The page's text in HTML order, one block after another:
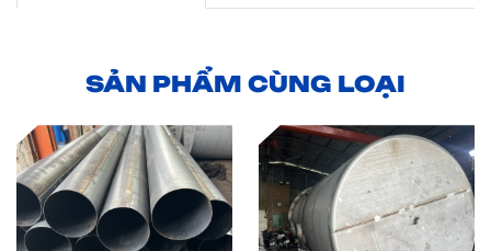
SẢN PHẨM CÙNG LOẠI